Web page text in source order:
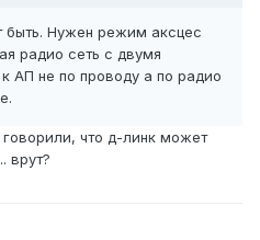
Нужен режим аксцес
радио сеть с двумя
АП не по проводу а по радио
что д-линк может
врут?